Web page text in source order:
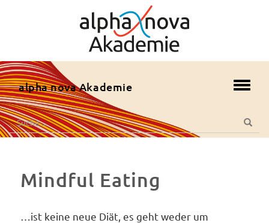
zur
Fusszeile
zur
Suche
alpha nova Akademie
Suche
nach:
Mindful Eating
…ist keine neue Diät, es geht weder um